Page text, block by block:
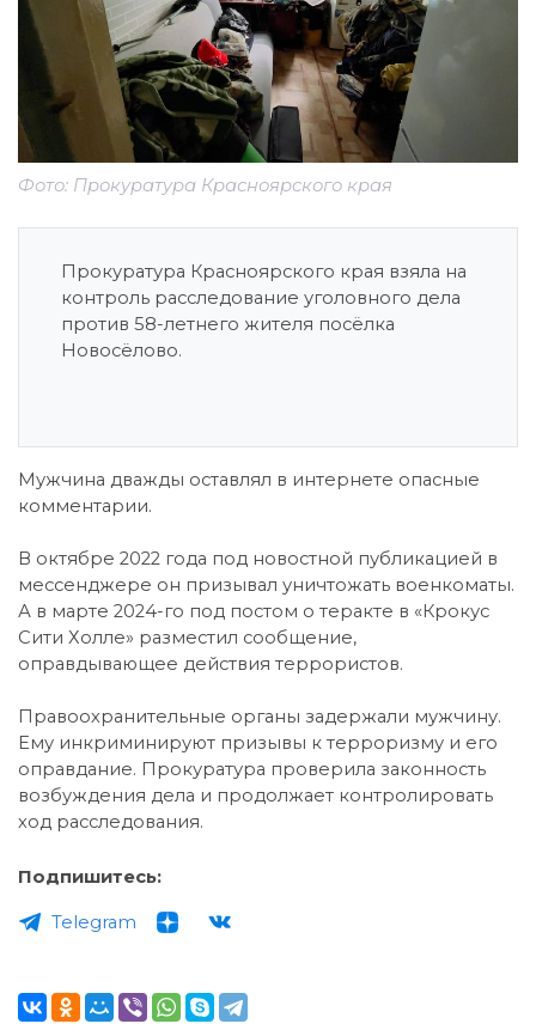
Фото: Прокуратура Красноярского края
Прокуратура Красноярского края взяла на
контроль расследование уголовного дела
против 58-летнего жителя посёлка
Новосёлово.
Мужчина дважды оставлял в интернете опасные
комментарии.
В октябре 2022 года под новостной публикацией в
мессенджере он призывал уничтожать военкоматы.
А в марте 2024-го под постом о теракте в «Крокус
Сити Холле» разместил сообщение,
оправдывающее действия террористов.
Правоохранительные органы задержали мужчину.
Ему инкриминируют призывы к терроризму и его
оправдание. Прокуратура проверила законность
возбуждения дела и продолжает контролировать
ход расследования.
Подпишитесь:
Telegram